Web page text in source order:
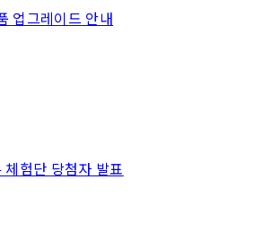
업그레이드 안내
험단 당첨자 발표